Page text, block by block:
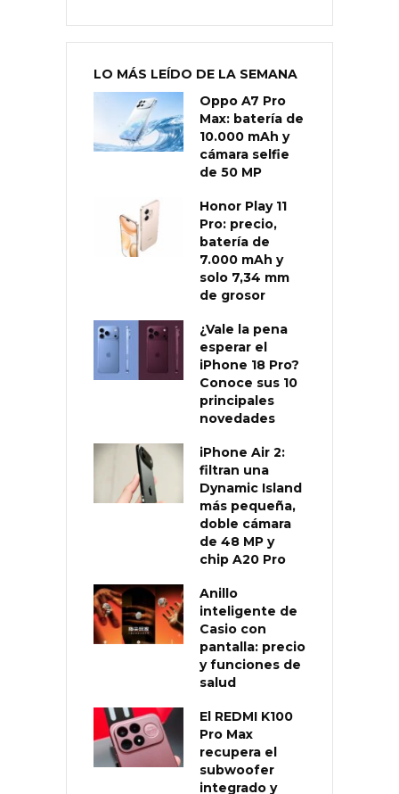
LO MÁS LEÍDO DE LA SEMANA
Oppo A7 Pro
Max: batería de
10.000 mAh y
cámara selfie
de 50 MP
Honor Play 11
Pro: precio,
batería de
7.000 mAh y
solo 7,34 mm
de grosor
¿Vale la pena
esperar el
iPhone 18 Pro?
Conoce sus 10
principales
novedades
iPhone Air 2:
filtran una
Dynamic Island
más pequeña,
doble cámara
de 48 MP y
chip A20 Pro
Anillo
inteligente de
Casio con
pantalla: precio
y funciones de
salud
El REDMI K100
Pro Max
recupera el
subwoofer
integrado y